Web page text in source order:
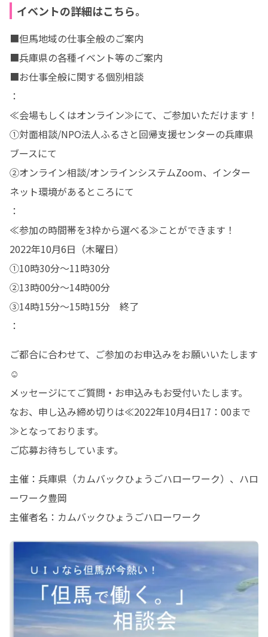
イベントの詳細はこちら。
■但馬地域の仕事全般のご案内
■兵庫県の各種イベント等のご案内
■お仕事全般に関する個別相談
：
≪会場もしくはオンライン≫にて、ご参加いただけます！
①対面相談/NPO法人ふるさと回帰支援センターの兵庫県
ブースにて
②オンライン相談/オンラインシステムZoom、インター
ネット環境があるところにて
：
≪参加の時間帯を3枠から選べる≫ことができます！
2022年10月6日（木曜日）
①10時30分～11時30分
②13時00分～14時00分
③14時15分～15時15分　終了
：
ご都合に合わせて、ご参加のお申込みをお願いいたします
☺
メッセージにてご質問・お申込みもお受付いたします。
なお、申し込み締め切りは≪2022年10月4日17：00まで
≫となっております。
ご応募お待ちしています。
主催：兵庫県（カムバックひょうごハローワーク）、ハロ
ーワーク豊岡
主催者名：カムバックひょうごハローワーク